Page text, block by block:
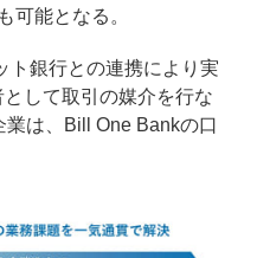
可能となる。
ト銀行との連携により実
して取引の媒介を行な
は、Bill One Bankの口